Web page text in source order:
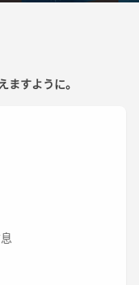
ますように。